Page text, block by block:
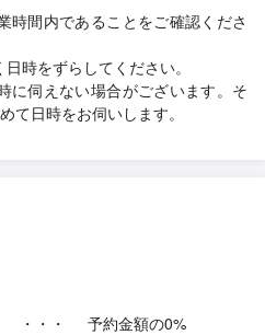
時間内であることをご確認くださ
時をずらしてください。
に伺えない場合がございます。そ
て日時をお伺いします。
・・・
予約金額の0%